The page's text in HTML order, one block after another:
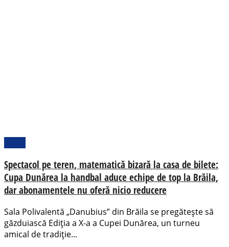
Spectacol pe teren, matematică bizară la casa de bilete:
Cupa Dunărea la handbal aduce echipe de top la Brăila,
dar abonamentele nu oferă nicio reducere
Sala Polivalentă „Danubius” din Brăila se pregătește să
găzduiască Ediția a X-a a Cupei Dunărea, un turneu
amical de tradiție...